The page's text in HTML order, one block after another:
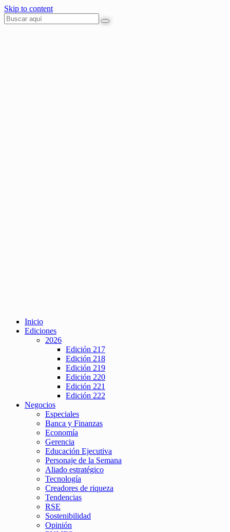
Skip to content
Inicio
Ediciones
2026
Edición 217
Edición 218
Edición 219
Edición 220
Edición 221
Edición 222
Negocios
Especiales
Banca y Finanzas
Economía
Gerencia
Educación Ejecutiva
Personaje de la Semana
Aliado estratégico
Tecnología
Creadores de riqueza
Tendencias
RSE
Sostenibilidad
Opinión